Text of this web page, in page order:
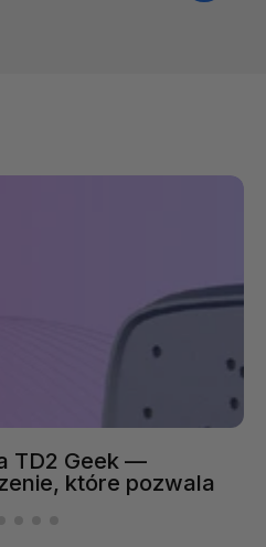
TD2 Geek —
które pozwala